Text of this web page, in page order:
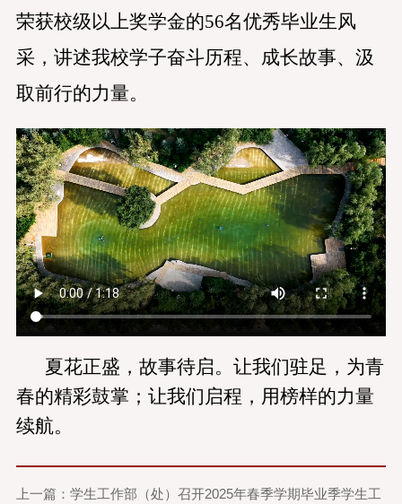
荣获校级以上奖学金的56名优秀毕业生风
采， 讲述我校学子奋斗历程、 成长故事、 汲
取前行的力量。
夏花正盛，故事待启。让我们驻足，为青
春的精彩鼓掌；让我们启程，用榜样的力量
续航。
上一篇：学生工作部（处）召开2025年春季学期毕业季学生工